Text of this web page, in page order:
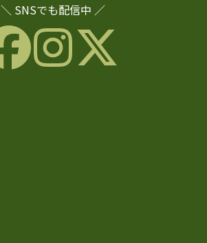
＼ SNSでも配信中 ／